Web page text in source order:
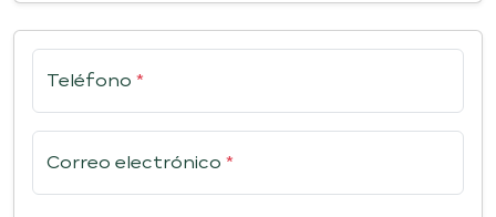
Teléfono *
Correo electrónico *